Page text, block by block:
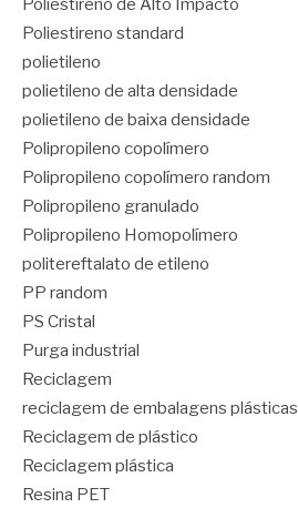
Poliestireno de Alto Impacto
Poliestireno standard
polietileno
polietileno de alta densidade
polietileno de baixa densidade
Polipropileno copolímero
Polipropileno copolímero random
Polipropileno granulado
Polipropileno Homopolímero
politereftalato de etileno
PP random
PS Cristal
Purga industrial
Reciclagem
reciclagem de embalagens plásticas
Reciclagem de plástico
Reciclagem plástica
Resina PET